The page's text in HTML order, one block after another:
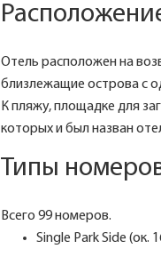
Отель расположен на
близлежащие острова с
К пляжу, площадке для
которых и был назван
Типы номеров
Всего 99 номеров.
Single Park Side (ок.